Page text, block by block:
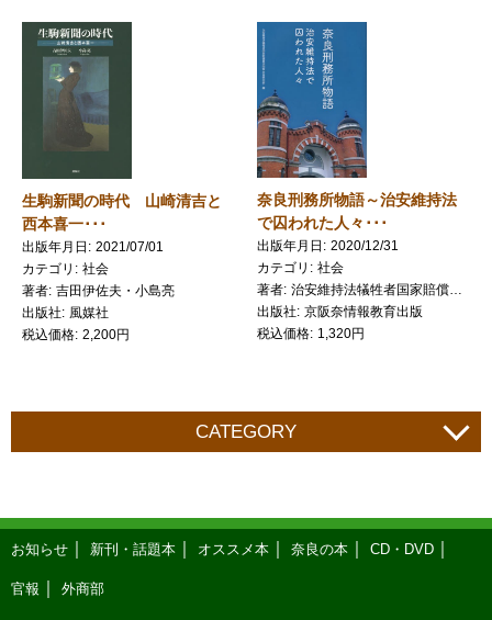
生駒新聞の時代 山崎清吉と
西本喜一･･･
出版年月日
2021/07/01
カテゴリ
社会
著者 吉田伊佐夫・小島亮
出版社
風媒社
税込価格 2,200円
奈良刑務所物語～治安維持法
で囚われた人々･･･
出版年月日
2020/12/31
カテゴリ
社会
著者
出版社
京阪奈情報教育出版
税込価格
1,320円
CATEGORY
お知らせ 新刊・話題本 オススメ本 奈良の本 CD・DVD
官報 外商部